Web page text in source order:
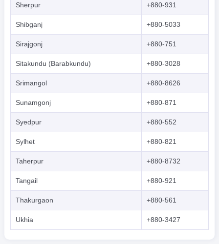
Sherpur +880-931
Shibganj +880-5033
Sirajgonj +880-751
Sitakundu (Barabkundu) +880-3028
Srimangol +880-8626
Sunamgonj +880-871
Syedpur +880-552
Sylhet +880-821
Taherpur +880-8732
Tangail +880-921
Thakurgaon +880-561
Ukhia +880-3427